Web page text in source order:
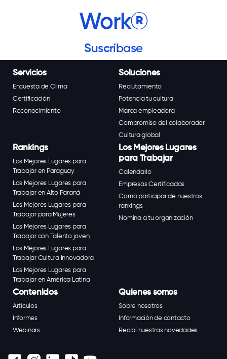
Work®
Suscríbase
Servicios
Encuesta de Clima
Certificación
Reconocimiento
Soluciones
Reclutamiento
Potencia tu cultura
Marca empleadora
Compromiso del colaborador
Cultura global
Rankings
Los Mejores Lugares para
Trabajar en Paraguay
Los Mejores Lugares para
Trabajar en Alto Paraná
Los Mejores Lugares para
Trabajar para Mujeres
Los Mejores Lugares para
Trabajar con Talento joven
Los Mejores Lugares para
Trabajar Cultura Innovadora
Los Mejores Lugares para
Trabajar en América Latina
Los Mejores Lugares
para Trabajar
Calendario
Empresas Certificadas
Como participar de nuestros
rankings
Nomina a tu organización
Contenidos
Artículos
Informes
Webinars
Quienes somos
Sobre nosotros
Información de contacto
Recibí nuestras novedades